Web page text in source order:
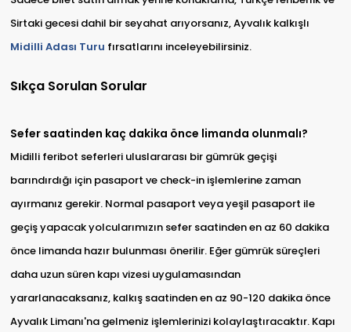
Sirtaki gecesi dahil bir seyahat arıyorsanız, Ayvalık kalkışlı
Midilli Adası Turu fırsatlarını inceleyebilirsiniz.
Sıkça Sorulan Sorular
Sefer saatinden kaç dakika önce limanda olunmalı?
Midilli feribot seferleri uluslararası bir gümrük geçişi
barındırdığı için pasaport ve check-in işlemlerine zaman
ayırmanız gerekir. Normal pasaport veya yeşil pasaport ile
geçiş yapacak yolcularımızın sefer saatinden en az 60 dakika
önce limanda hazır bulunması önerilir. Eğer gümrük süreçleri
daha uzun süren kapı vizesi uygulamasından
yararlanacaksanız, kalkış saatinden en az 90-120 dakika önce
Ayvalık Limanı'na gelmeniz işlemlerinizi kolaylaştıracaktır. Kapı